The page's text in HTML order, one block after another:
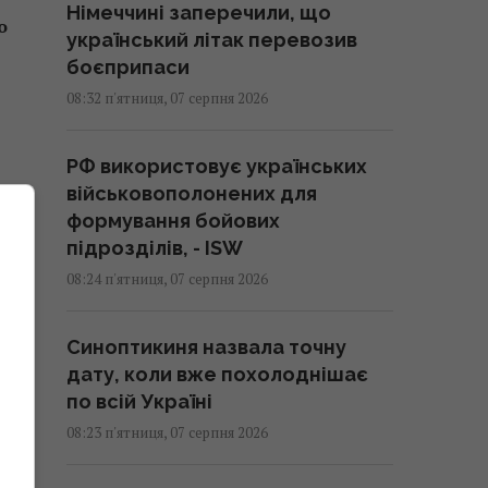
Німеччині заперечили, що
український літак перевозив
боєприпаси
08:32 п'ятниця, 07 серпня 2026
РФ використовує українських
військовополонених для
формування бойових
підрозділів, - ISW
08:24 п'ятниця, 07 серпня 2026
Синоптикиня назвала точну
дату, коли вже похолоднішає
по всій Україні
08:23 п'ятниця, 07 серпня 2026